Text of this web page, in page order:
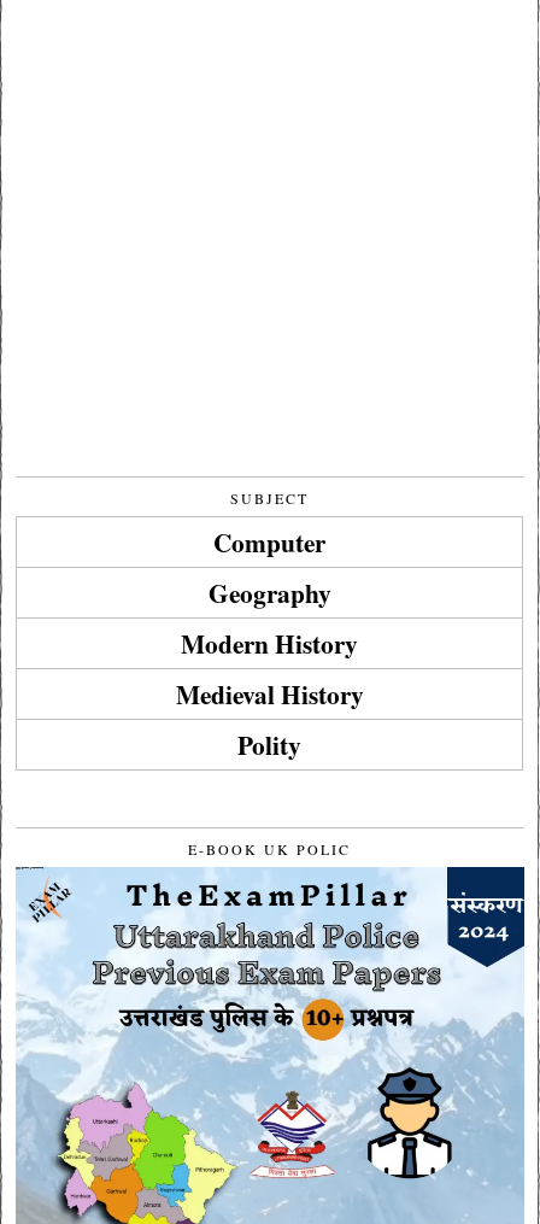
SUBJECT
Computer
Geography
Modern History
Medieval History
Polity
E-BOOK UK POLIC